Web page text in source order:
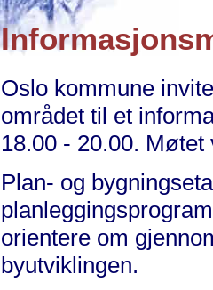
Oslo kommune
området til et
18.00 - 20.00.
Plan- og
orientere om
byutviklingen.